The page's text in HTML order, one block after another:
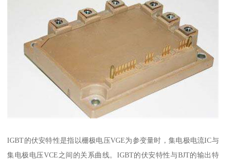
IGBT的伏安特性是指以栅极电压VGE为参变量时，集电极电流IC与
集电极电压VCE之间的关系曲线。IGBT的伏安特性与BJT的输出特